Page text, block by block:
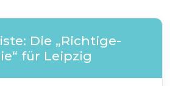
Die „Richtige-
für Leipzig